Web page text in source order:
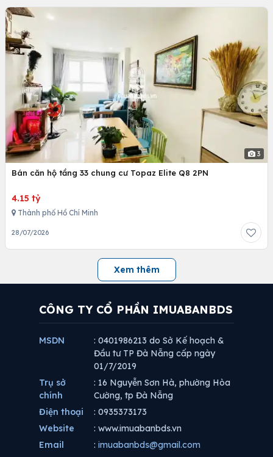
3
Bán căn hộ tầng 33 chung cư Topaz Elite Q8 2PN
4.15 tỷ
Thành phố Hồ Chí Minh
28/07/2026
Xem thêm
CÔNG TY CỔ PHẦN IMUABANBDS
MSDN
: 0401986213 do Sở Kế hoạch &
Đầu tư TP Đà Nẵng cấp ngày
01/7/2019
Trụ sở
chính
: 16 Nguyễn Sơn Hà, phường Hòa
Cường, tp Đà Nẵng
Điện thoại
: 0935373173
Website
: www.imuabanbds.vn
Email
: imuabanbds@gmail.com